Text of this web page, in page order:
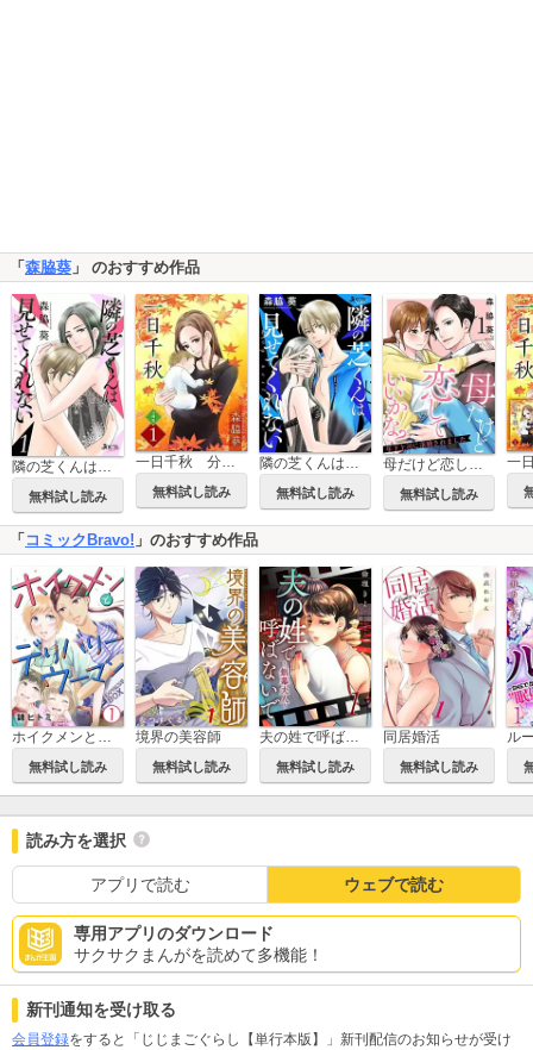
「森脇葵 」 のおすすめ作品
隣の芝くんは見せてくれない
無料試し読み
一日千秋 分冊版
無料試し読み
隣の芝くんは見せてくれない 分冊版
無料試し読み
母だけど恋していいかな?～年下上司に求婚されました～
無料試し読み
「 コミックBravo! 」のおすすめ作品
無料試し読み
境界の美容師
無料試し読み 無料試し読み
同居婚活
無料試し読み
読み方を選択
アプリで読む ウェブで読む
専用アプリのダウンロード
サクサクまんがを読めて多機能！
新刊通知を受け取る
会員登録をすると「じじまごぐらし【単行本版】」新刊配信のお知らせが受け